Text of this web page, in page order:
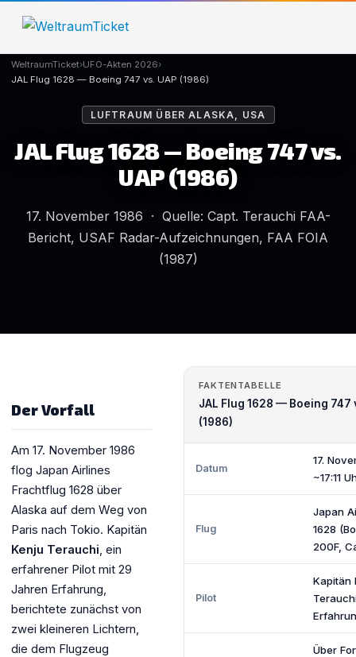
WeltraumTicket›UFO-Akten 2026›
JAL Flug 1628 — Boeing 747 vs. UAP (1986)
LUFTRAUM ÜBER ALASKA, USA
JAL Flug 1628 — Boeing 747 vs.
UAP (1986)
17. November 1986 · Quelle: Capt. Terauchi FAA-
Bericht, USAF Radar-Aufzeichnungen, FAA FOIA
(1987)
Der Vorfall
Am 17. November 1986
flog Japan Airlines
Frachtflug 1628 über
Alaska auf dem Weg von
Paris nach Tokio. Kapitän
Kenju Terauchi, ein
erfahrener Pilot mit 29
Jahren Erfahrung,
berichtete zunächst von
zwei kleineren Lichtern,
die dem Flugzeug
FAKTENTABELLE
JAL Flug 1628 — Boeing 747
(1986)
Datum
17.
~17:11
Flug
Japan
1628
200F,
Pilot
Kapitän
Über